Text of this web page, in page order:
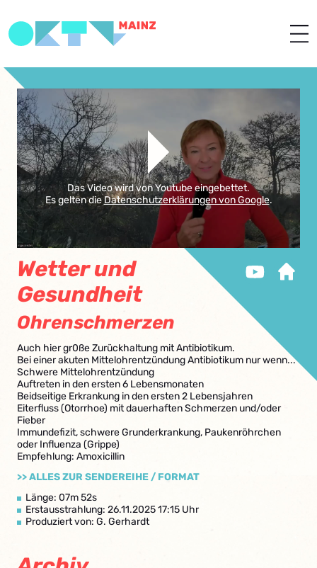
Das Video wird von Youtube eingebettet.
Es gelten dieDatenschutzerklärungen von Google.
Wetter und
Gesundheit
Ohrenschmerzen
Auch hier gr0ße Zurückhaltung mit Antibiotikum.
Bei einer akuten Mittelohrentzündung Antibiotikum nur wenn...
Schwere Mittelohrentzündung
Auftreten in den ersten 6 Lebensmonaten
Beidseitige Erkrankung in den ersten 2 Lebensjahren
Eiterfluss (Otorrhoe) mit dauerhaften Schmerzen und/oder
Fieber
Immundefizit, schwere Grunderkrankung, Paukenröhrchen
oder Influenza (Grippe)
Empfehlung: Amoxicillin
>> ALLES ZUR SENDEREIHE / FORMAT
Länge: 07m 52s
Erstausstrahlung: 26.11.2025 17:15 Uhr
Produziert von: G. Gerhardt